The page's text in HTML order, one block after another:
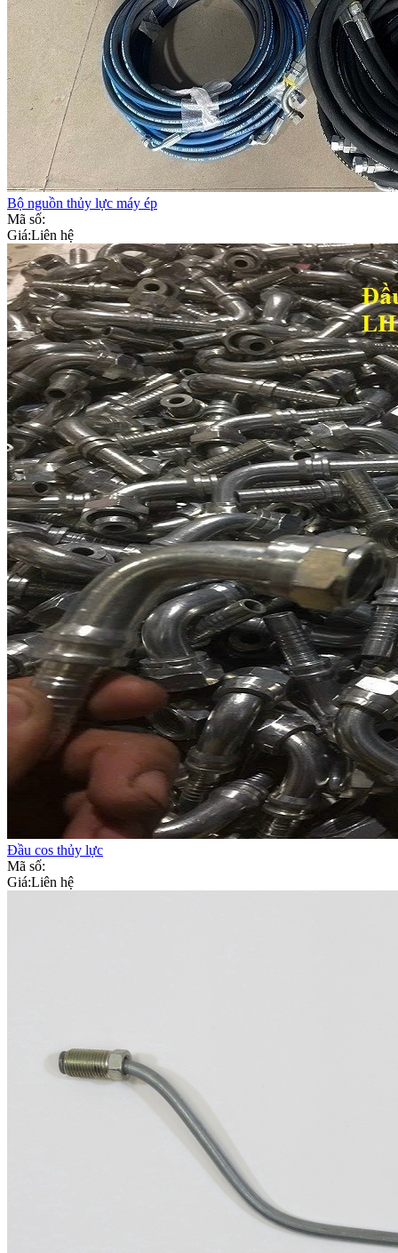
Bộ nguồn thủy lực máy ép
Mã số:
Giá:Liên hệ
Đầu cos thủy lực
Mã số:
Giá:Liên hệ